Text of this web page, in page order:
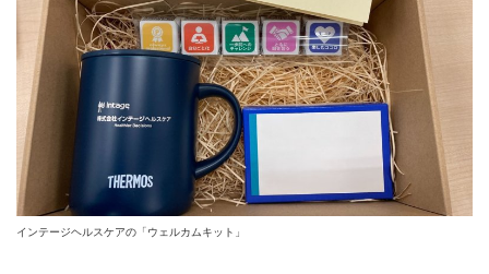
インテージヘルスケアの「ウェルカムキット」